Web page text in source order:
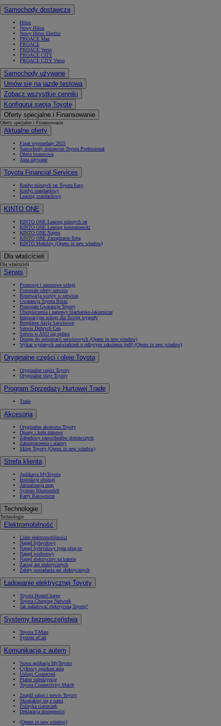
Samochody dostawcze
Hilux
Nowy Hilux
Nowy Hilux Electric
PROACE Max
PROACE
PROACE Verso
PROACE CITY
PROACE CITY Verso
Samochody używane
Umów się na jazdę testową
Zobacz wszystkie cenniki
Konfiguruj swoją Toyotę
Oferty specjalne i Finansowanie
Oferty specjalne i Finansowanie
Aktualne oferty
Finał wyprzedaży 2025
Samochody dostawcze Toyota Professional
Oferta biznesowa
Auta używane
Toyota Financial Services
Kredyt niższych rat Toyota Easy
Kredyt standardowy
Leasing standardowy
KINTO ONE
KINTO ONE Leasing niższych rat
KINTO ONE Leasing konsumencki
KINTO ONE Najem
KINTO ONE Zarządzanie flotą
KINTO Mobility (Opens in new window)
Dla właścicieli
Dla właścicieli
Serwis
Promocje i sezonowe usługi
Pozostałe oferty serwisu
Rezerwacja wizyty w serwisie
Gwarancja Toyota Relax
Pozostałe Gwarancje Toyoty
Ubezpieczenia i naprawy blacharsko-lakiernicze
Innowacyjne usługi dla Twojej wygody
Bezpłatne Akcje Serwisowe
Serwis Dobrych Cen
Serwis w ASO się opłaca
Dostęp do informacji serwisowych (Opens in new window)
Wykaz wydanych zaświadczeń o odbytym szkoleniu (pdf) (Opens in new window)
Oryginalne części i oleje Toyota
Oryginalne części Toyoty
Oryginalne oleje Toyoty
Program Sprzedaży Hurtowej Trade
Trade
Akcesoria
Oryginalne akcesoria Toyoty
Opony i koła zimowe
Zabudowy samochodów dostawczych
Zabezpieczenia i alarmy
Sklep Toyoty (Opens in new window)
Strefa klienta
Aplikacja MyToyota
Instrukcje obsługi
Aktualizacja map
System Bluetooth®
Karty Ratownicze
Technologie
Technologie
Elektromobilność
Lider elektromobilności
Napęd hybrydowy
Napęd hybrydowy typu plug-in
Napęd wodorowy
Napęd elektryczny na baterię
Zasięg aut elektrycznych
Zalety posiadania aut elektrycznych
Ładowanie elektrycznej Toyoty
Toyota HomeCharge
Toyota Charging Network
Jak naładować elektryczną Toyotę?
Systemy bezpieczeństwa
Toyota T-Mate
System eCall
Komunikacja z autem
Nowa aplikacja MyToyota
Cyfrowy opiekun auta
Usługi Connected
Płatne subskrypcje
Toyota Connectivity Match
Znajdź salon i serwis Toyoty
Skontaktuj się z nami
Polityka ciasteczek
Deklaracja dostępności
(Opens in new window)